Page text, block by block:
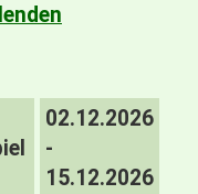
02.12.2026
-
15.12.2026